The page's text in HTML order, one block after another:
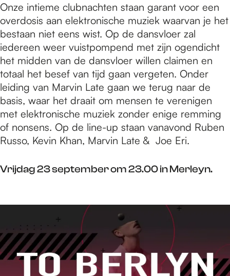
Onze intieme clubnachten staan garant voor een
overdosis aan elektronische muziek waarvan je het
bestaan niet eens wist. Op de dansvloer zal
iedereen weer vuistpompend met zijn ogendicht
het midden van de dansvloer willen claimen en
totaal het besef van tijd gaan vergeten. Onder
leiding van Marvin Late gaan we terug naar de
basis, waar het draait om mensen te verenigen
met elektronische muziek zonder enige remming
of nonsens. Op de line-up staan vanavond Ruben
Russo, Kevin Khan, Marvin Late & Joe Eri.
Vrijdag 23 september om 23.00 in Merleyn.